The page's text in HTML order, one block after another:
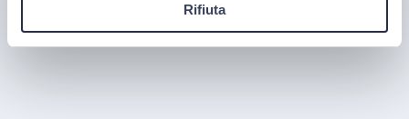
Rifiuta